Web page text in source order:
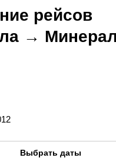
рейсов
→
Выбрать даты